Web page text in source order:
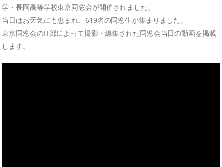
学・長岡高等学校東京同窓会が開催されました。
当日はお天気にも恵まれ、619名の同窓生が集まりました。
東京同窓会のIT部によって撮影・編集された同窓会当日の動画を掲載
します。